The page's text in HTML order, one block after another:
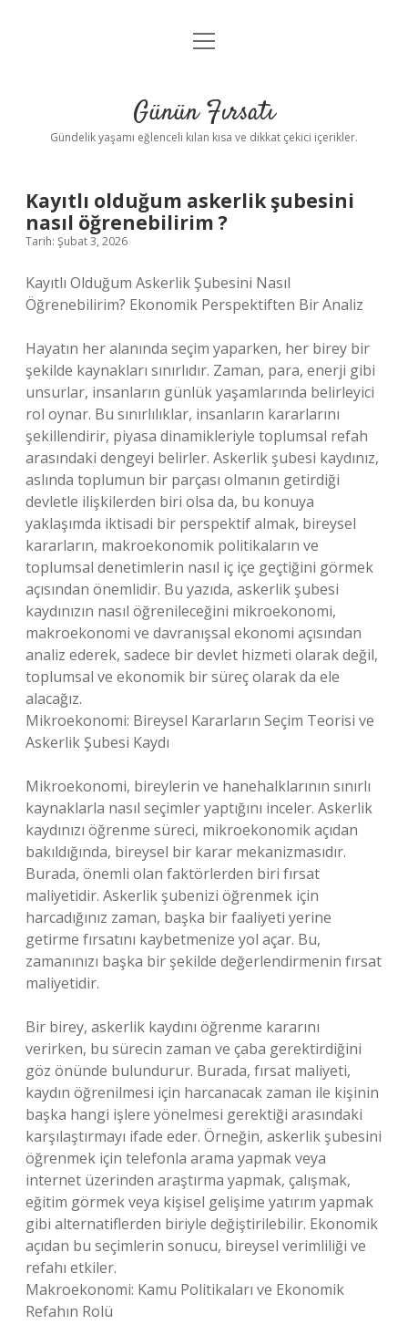
Anasayfa
Yasal Uyarı
menüyü
Günün Fırsatı
Gündelik yaşamı eğlenceli kılan kısa ve dikkat çekici içerikler.
Kayıtlı olduğum askerlik şubesini
nasıl öğrenebilirim ?
Tarih: Şubat 3, 2026
Kayıtlı Olduğum Askerlik Şubesini Nasıl
Öğrenebilirim? Ekonomik Perspektiften Bir Analiz
Hayatın her alanında seçim yaparken, her birey bir
şekilde kaynakları sınırlıdır. Zaman, para, enerji gibi
unsurlar, insanların günlük yaşamlarında belirleyici
rol oynar. Bu sınırlılıklar, insanların kararlarını
şekillendirir, piyasa dinamikleriyle toplumsal refah
arasındaki dengeyi belirler. Askerlik şubesi kaydınız,
aslında toplumun bir parçası olmanın getirdiği
devletle ilişkilerden biri olsa da, bu konuya
yaklaşımda iktisadi bir perspektif almak, bireysel
kararların, makroekonomik politikaların ve
toplumsal denetimlerin nasıl iç içe geçtiğini görmek
açısından önemlidir. Bu yazıda, askerlik şubesi
kaydınızın nasıl öğrenileceğini mikroekonomi,
makroekonomi ve davranışsal ekonomi açısından
analiz ederek, sadece bir devlet hizmeti olarak değil,
toplumsal ve ekonomik bir süreç olarak da ele
alacağız.
Mikroekonomi: Bireysel Kararların Seçim Teorisi ve
Askerlik Şubesi Kaydı
Mikroekonomi, bireylerin ve hanehalklarının sınırlı
kaynaklarla nasıl seçimler yaptığını inceler. Askerlik
kaydınızı öğrenme süreci, mikroekonomik açıdan
bakıldığında, bireysel bir karar mekanizmasıdır.
Burada, önemli olan faktörlerden biri fırsat
maliyetidir. Askerlik şubenizi öğrenmek için
harcadığınız zaman, başka bir faaliyeti yerine
getirme fırsatını kaybetmenize yol açar. Bu,
zamanınızı başka bir şekilde değerlendirmenin fırsat
maliyetidir.
Bir birey, askerlik kaydını öğrenme kararını
verirken, bu sürecin zaman ve çaba gerektirdiğini
göz önünde bulundurur. Burada, fırsat maliyeti,
kaydın öğrenilmesi için harcanacak zaman ile kişinin
başka hangi işlere yönelmesi gerektiği arasındaki
karşılaştırmayı ifade eder. Örneğin, askerlik şubesini
öğrenmek için telefonla arama yapmak veya
internet üzerinden araştırma yapmak, çalışmak,
eğitim görmek veya kişisel gelişime yatırım yapmak
gibi alternatiflerden biriyle değiştirilebilir. Ekonomik
açıdan bu seçimlerin sonucu, bireysel verimliliği ve
refahı etkiler.
Makroekonomi: Kamu Politikaları ve Ekonomik
Refahın Rolü